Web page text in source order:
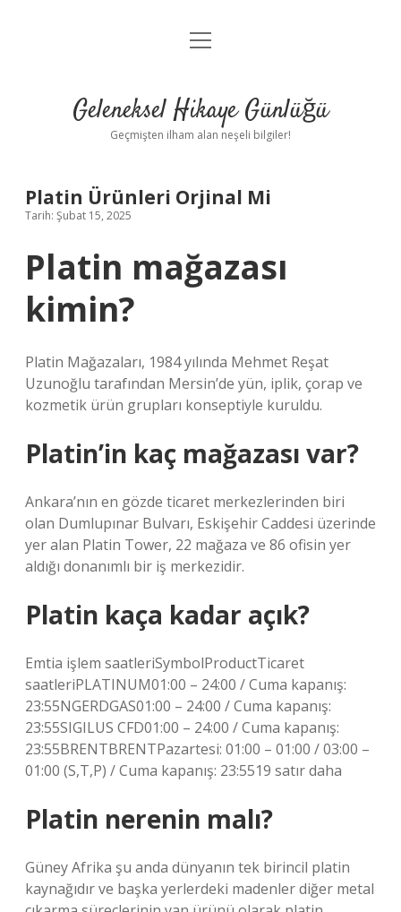
Anasayfa
Yasal Uyarı
menüyü
Geleneksel Hikaye Günlüğü
Geçmişten ilham alan neşeli bilgiler!
Platin Ürünleri Orjinal Mi
Tarih: Şubat 15, 2025
Platin mağazası
kimin?
Platin Mağazaları, 1984 yılında Mehmet Reşat
Uzunoğlu tarafından Mersin’de yün, iplik, çorap ve
kozmetik ürün grupları konseptiyle kuruldu.
Platin’in kaç mağazası var?
Ankara’nın en gözde ticaret merkezlerinden biri
olan Dumlupınar Bulvarı, Eskişehir Caddesi üzerinde
yer alan Platin Tower, 22 mağaza ve 86 ofisin yer
aldığı donanımlı bir iş merkezidir.
Platin kaça kadar açık?
Emtia işlem saatleriSymbolProductTicaret
saatleriPLATINUM01:00 – 24:00 / Cuma kapanış:
23:55NGERDGAS01:00 – 24:00 / Cuma kapanış:
23:55SIGILUS CFD01:00 – 24:00 / Cuma kapanış:
23:55BRENTBRENTPazartesi: 01:00 – 01:00 / 03:00 –
01:00 (S,T,P) / Cuma kapanış: 23:5519 satır daha
Platin nerenin malı?
Güney Afrika şu anda dünyanın tek birincil platin
kaynağıdır ve başka yerlerdeki madenler diğer metal